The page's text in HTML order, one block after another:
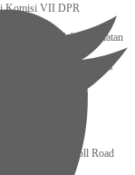
Komisi VII DPR
Program Cek Kesehatan
Indonesia Malaysia
Agama pada 29
di Daerah
Waskita Toll Road